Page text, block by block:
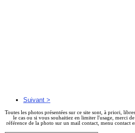
Suivant >
Toutes les photos présentées sur ce site sont, à priori,
le cas ou si vous souhaitiez en limiter l'usage, merci
référence de la photo sur un mail contact, menu contact